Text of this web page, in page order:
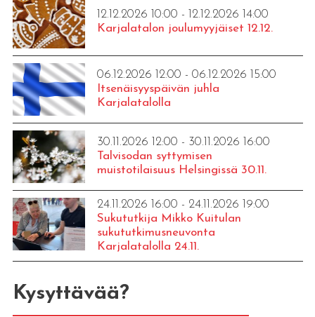
12.12.2026 10:00 - 12.12.2026 14:00
Karjalatalon joulumyyjäiset 12.12.
06.12.2026 12:00 - 06.12.2026 15:00
Itsenäisyyspäivän juhla
Karjalatalolla
30.11.2026 12:00 - 30.11.2026 16:00
Talvisodan syttymisen
muistotilaisuus Helsingissä 30.11.
24.11.2026 16:00 - 24.11.2026 19:00
Sukututkija Mikko Kuitulan
sukututkimusneuvonta
Karjalatalolla 24.11.
Kysyttävää?